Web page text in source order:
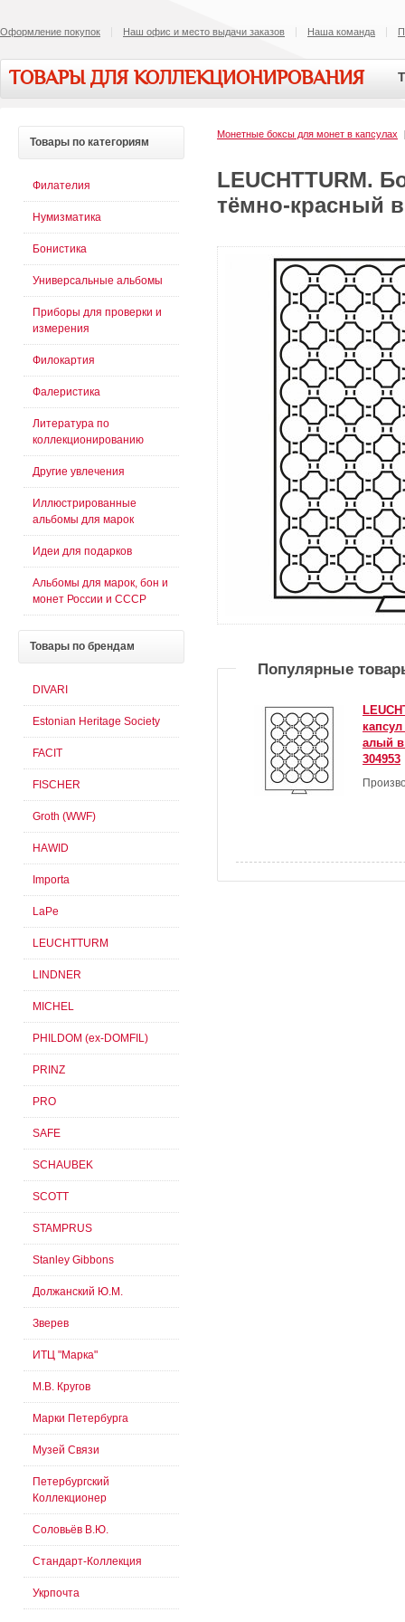
Оформление покупок Наш офис и место выдачи заказов Наша команда
ТОВАРЫ ДЛЯ КОЛЛЕКЦИОНИРОВАНИЯ
Монетные боксы для монет в капсулах
LEUCHTTURM.
тёмно-красный
Популярные
алый в
304953
Товары по категориям
Филателия
Нумизматика
Бонистика
Универсальные альбомы
Приборы для проверки и
измерения
Филокартия
Фалеристика
Литература по
коллекционированию
Другие увлечения
Иллюстрированные
альбомы для марок
Идеи для подарков
Альбомы для марок, бон и
монет России и СССР
Товары по брендам
DIVARI
Estonian Heritage Society
FACIT
FISCHER
Groth (WWF)
HAWID
Importa
LaPe
LEUCHTTURM
LINDNER
MICHEL
PHILDOM (ex-DOMFIL)
PRINZ
PRO
SAFE
SCHAUBEK
SCOTT
STAMPRUS
Stanley Gibbons
Должанский Ю.М.
Зверев
ИТЦ "Марка"
М.В. Кругов
Марки Петербурга
Музей Связи
Петербургский
Коллекционер
Соловьёв В.Ю.
Стандарт-Коллекция
Укрпочта